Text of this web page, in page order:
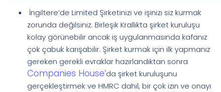
İngiltere’de Limited Şirketinizi ve işinizi siz kurmak
zorunda değilsiniz. Birleşik Krallıkta şirket kuruluşu
kolay görünebilir ancak iş uygulanmasında kafanız
çok çabuk karışabilir. Şirket kurmak için ilk yapmanız
gereken gerekli evraklar hazırlandıktan sonra
Companies House’da şirket kuruluşunu
gerçekleştirmek ve HMRC dahil, bir çok izin ve onayı